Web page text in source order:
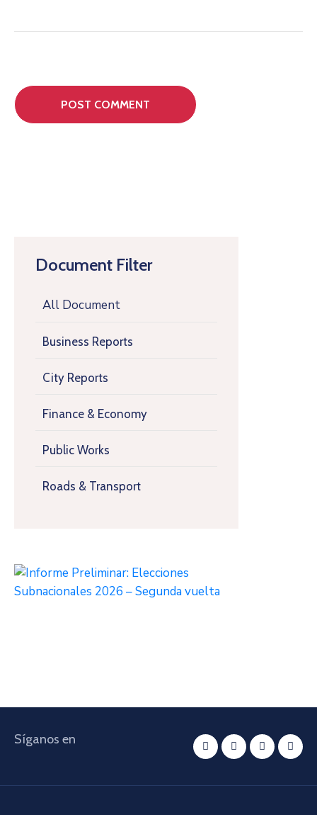
Document Filter
All Document
Business Reports
City Reports
Finance & Economy
Public Works
Roads & Transport
Síganos en